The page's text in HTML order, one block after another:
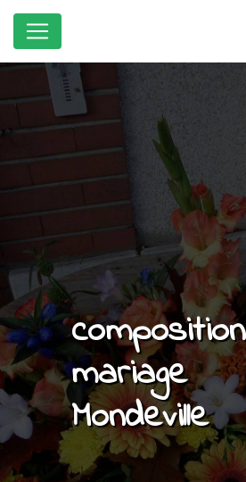
Panneau de gestion des cookies
composition
mariage
Mondeville